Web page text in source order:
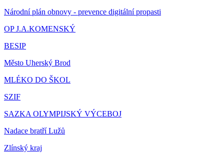
Národní plán obnovy - prevence digitální propasti
OP J.A.KOMENSKÝ
BESIP
Město Uherský Brod
MLÉKO DO ŠKOL
SZIF
SAZKA OLYMPIJSKÝ VÝCEBOJ
Nadace bratří Lužů
Zlínský kraj